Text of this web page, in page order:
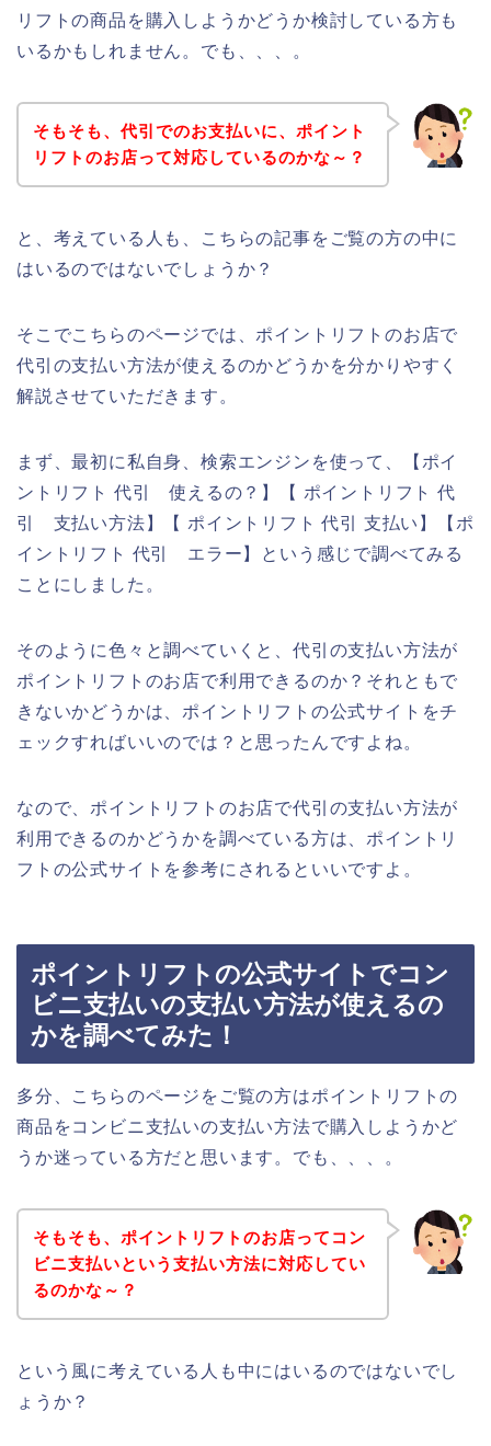
リフトの商品を購入しようかどうか検討している方も
いるかもしれません。でも、、、。
そもそも、代引でのお支払いに、ポイント
リフトのお店って対応しているのかな～？
と、考えている人も、こちらの記事をご覧の方の中に
はいるのではないでしょうか？
そこでこちらのページでは、ポイントリフトのお店で
代引の支払い方法が使えるのかどうかを分かりやすく
解説させていただきます。
まず、最初に私自身、検索エンジンを使って、【ポイ
ントリフト 代引 使えるの？】【 ポイントリフト 代
引 支払い方法】【 ポイントリフト 代引 支払い】【ポ
イントリフト 代引 エラー】という感じで調べてみる
ことにしました。
そのように色々と調べていくと、代引の支払い方法が
ポイントリフトのお店で利用できるのか？それともで
きないかどうかは、ポイントリフトの公式サイトをチ
ェックすればいいのでは？と思ったんですよね。
なので、ポイントリフトのお店で代引の支払い方法が
利用できるのかどうかを調べている方は、ポイントリ
フトの公式サイトを参考にされるといいですよ。
ポイントリフトの公式サイトでコン
ビニ支払いの支払い方法が使えるの
かを調べてみた！
多分、こちらのページをご覧の方はポイントリフトの
商品をコンビニ支払いの支払い方法で購入しようかど
うか迷っている方だと思います。でも、、、。
そもそも、ポイントリフトのお店ってコン
ビニ支払いという支払い方法に対応してい
るのかな～？
という風に考えている人も中にはいるのではないでし
ょうか？